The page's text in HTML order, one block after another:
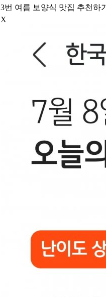
3번 여름 보양식 맛집 추천하기
X